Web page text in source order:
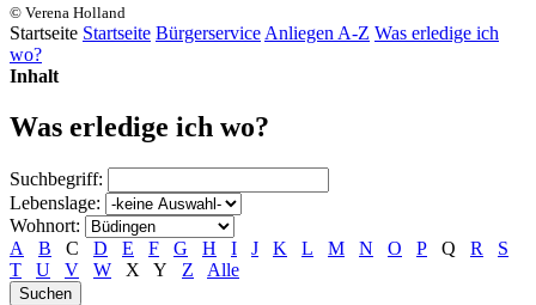
© Verena Holland
Startseite Startseite Bürgerservice Anliegen A-Z Was erledige ich
wo?
Inhalt
Was erledige ich wo?
Suchbegriff:
Lebenslage:
Wohnort:
A
B C D E F G H I J K L M N O P Q R
S
T
U V W X Y Z Alle